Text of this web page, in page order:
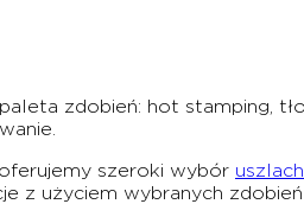
zdobień: hot stamping,
szeroki wybór
z użyciem wybranych